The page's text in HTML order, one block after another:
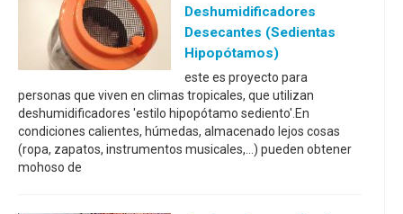
Deshumidificadores
Desecantes (sedientas
Hipopótamos)
este es proyecto para
personas que viven en climas tropicales, que utilizan
deshumidificadores 'estilo hipopótamo sediento'.En
condiciones calientes, húmedas, almacenado lejos cosas
(ropa, zapatos, instrumentos musicales,...) pueden obtener
mohoso de